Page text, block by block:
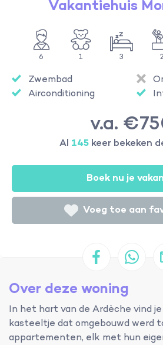
Vakantiehuis
6 1 3
Zwembad
Airconditioning
v.a.
Al 145keer bekeken
Boek nu je
Voeg toe aan
Over deze woning
In het hart van de Ardèche vind
kasteeltje dat omgebouwd werd
appartementen, elk met hun